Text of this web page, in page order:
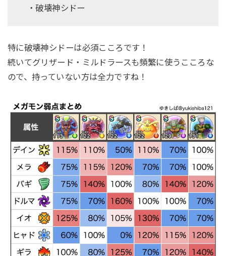
・破壊神シドー
特に破壊神シドーは必須こころです！
続いてグリザード・ミルドラースも頻繁に使うこころな
ので、持っていない方は全力ですね！